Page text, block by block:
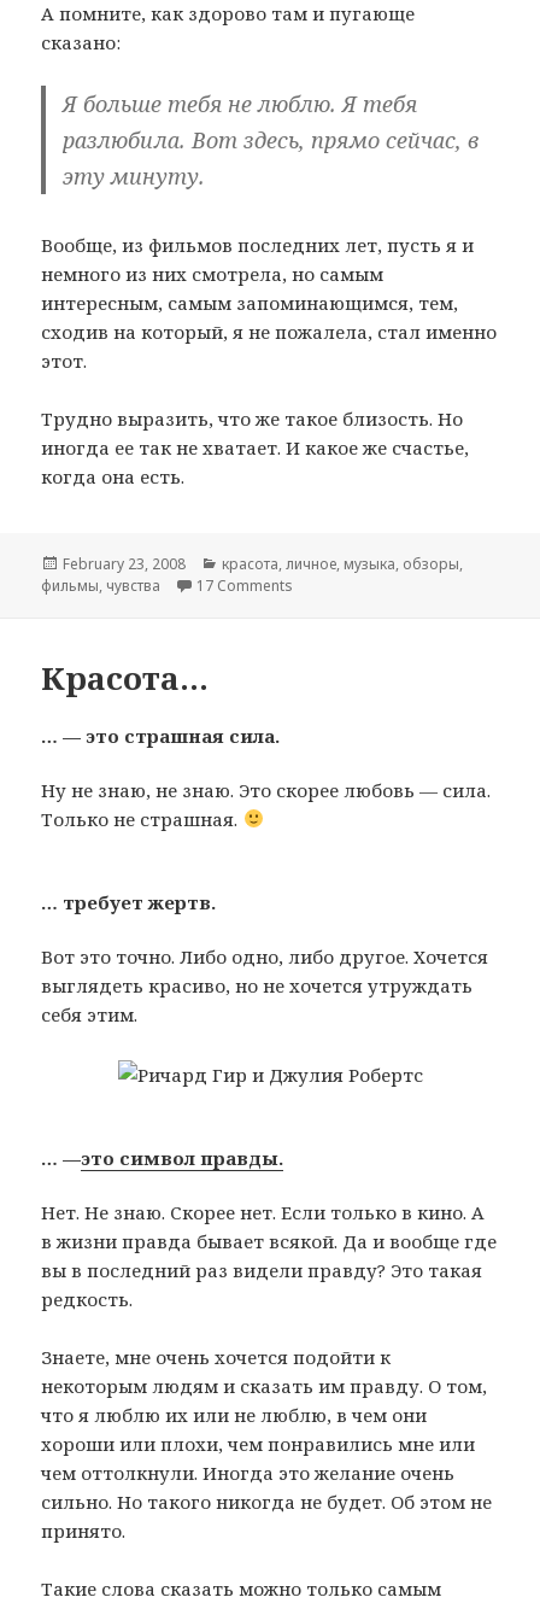
А помните, как здорово там и пугающе
сказано:
Я больше тебя не люблю. Я тебя
разлюбила. Вот здесь, прямо сейчас, в
эту минуту.
Вообще, из фильмов последних лет, пусть я и
немного из них смотрела, но самым
интересным, самым запоминающимся, тем,
сходив на который, я не пожалела, стал именно
этот.
Трудно выразить, что же такое близость. Но
иногда ее так не хватает. И какое же счастье,
когда она есть.
Posted
on
February 23, 2008 Categories
красота,личное, музыка, обзоры,
фильмы, чувства 17 Comments
Красота…
… — это страшная сила.
Ну не знаю, не знаю. Это скорее любовь — сила.
Только не страшная.
… требует жертв.
Вот это точно. Либо одно, либо другое. Хочется
выглядеть красиво, но не хочется утруждать
себя этим.
… —это символ правды.
Нет. Не знаю. Скорее нет. Если только в кино. А
в жизни правда бывает всякой. Да и вообще где
вы в последний раз видели правду? Это такая
редкость.
Знаете, мне очень хочется подойти к
некоторым людям и сказать им правду. О том,
что я люблю их или не люблю, в чем они
хороши или плохи, чем понравились мне или
чем оттолкнули. Иногда это желание очень
сильно. Но такого никогда не будет. Об этом не
принято.
Такие слова сказать можно только самым